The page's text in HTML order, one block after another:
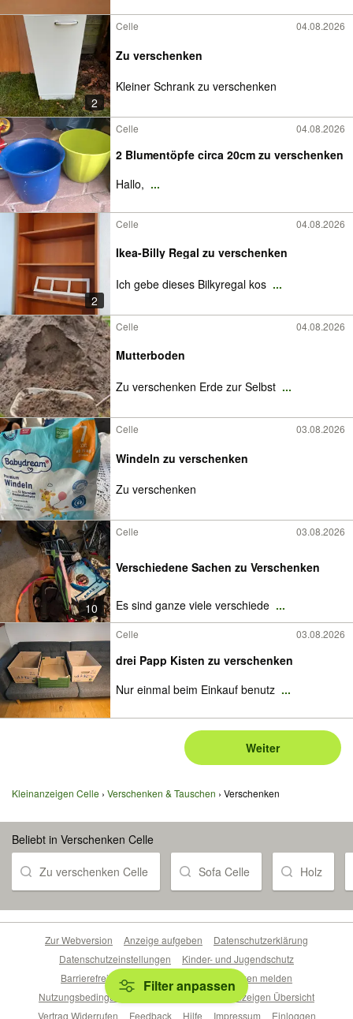
2
Celle 04.08.2026
Zu verschenken
Kleiner Schrank zu verschenken
Celle 04.08.2026
2 Blumentöpfe circa 20cm zu verschenken
Hallo, ...
2
Celle 04.08.2026
Ikea-Billy Regal zu verschenken
Ich gebe dieses Bilkyregal kos ...
Celle 04.08.2026
Mutterboden
Zu verschenken Erde zur Selbst ...
Celle 03.08.2026
Windeln zu verschenken
Zu verschenken
10
Celle 03.08.2026
Verschiedene Sachen zu Verschenken
Es sind ganze viele verschiede ...
Celle 03.08.2026
drei Papp Kisten zu verschenken
Nur einmal beim Einkauf benutz ...
Weiter
Kleinanzeigen Celle Verschenken & Tauschen Verschenken
Beliebt in Verschenken Celle
Zu verschenken Celle Sofa Celle Holz
Filter anpassen
Zur Webversion Anzeige aufgeben
Datenschutzerklärung
Datenschutzeinstellungen
Kinder- und Jugendschutz
Barrierefreiheitserklärung
Sicherheitslücken melden
Nutzungsbedingungen
Beliebte Suchen
Anzeigen Übersicht
Vertrag Widerrufen
Feedback Hilfe Impressum Einloggen